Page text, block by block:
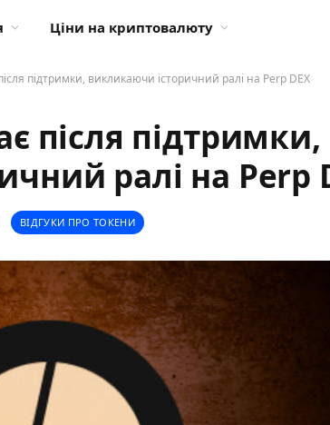
Ціни на криптовалюту
підтримки, викликаючи історичний ралі на Perp DEX
після підтримки,
ралі на Perp
ВІДГУКИ ПРО ТОКЕНИ